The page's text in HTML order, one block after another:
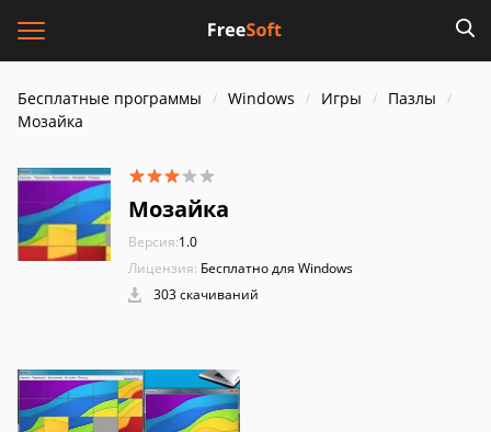
Бесплатные программы Windows Игры
Пазлы
Мозайка
Мозайка
Версия:1.0
Лицензия: Бесплатно для Windows
303 скачиваний